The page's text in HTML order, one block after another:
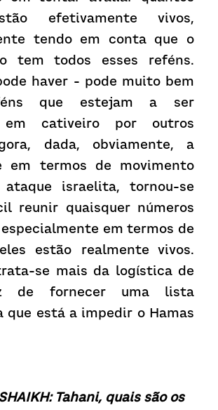
efetivamente vivos,
tendo em conta que o
tem todos esses reféns.
haver - pode muito bem
que estejam a ser
em cativeiro por outros
dada, obviamente, a
em termos de movimento
israelita, tornou-se
reunir quaisquer números
em termos de
estão realmente vivos.
se mais da logística de
de fornecer uma lista
que está a impedir o Hamas
Tahani, quais são os